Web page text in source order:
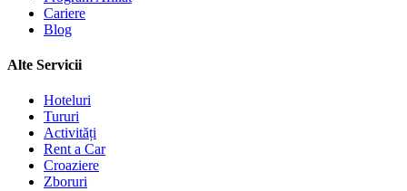
Cariere
Blog
Alte Servicii
Hoteluri
Tururi
Activități
Rent a Car
Croaziere
Zboruri